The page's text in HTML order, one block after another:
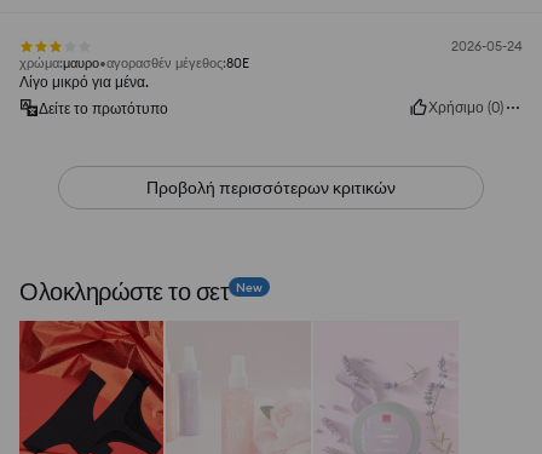
2026-05-24
χρώμα:μαυρο αγορασθέν μέγεθος:80E
Λίγο μικρό για μένα.
Δείτε το πρωτότυπο
Χρήσιμο (0)
Προβολή περισσότερων κριτικών
Ολοκληρώστε το σετ New